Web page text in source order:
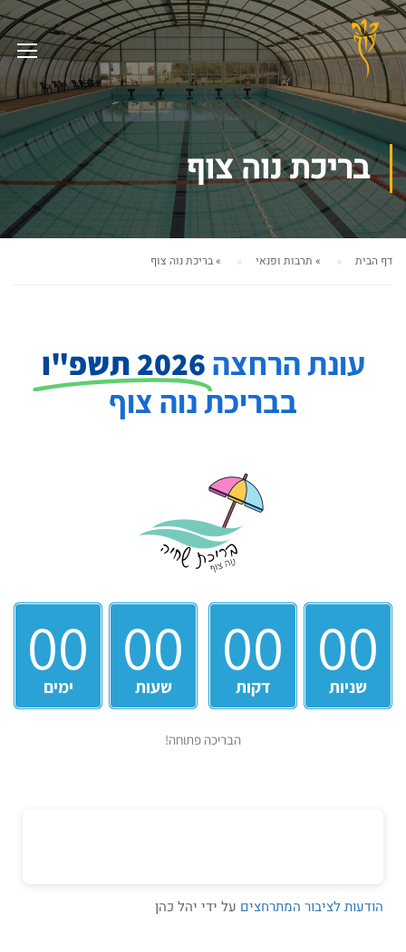
בריכת נוה צוף
דף הבית » תרבות ופנאי »בריכת נוה צוף
עונת הרחצה2026 תשפ"ו
בבריכת נוה צוף
00
ימים 00
שעות 00
דקות 00
שניות
הבריכה פתוחה!
הודעות לציבור המתרחצים על ידי יהל כהן